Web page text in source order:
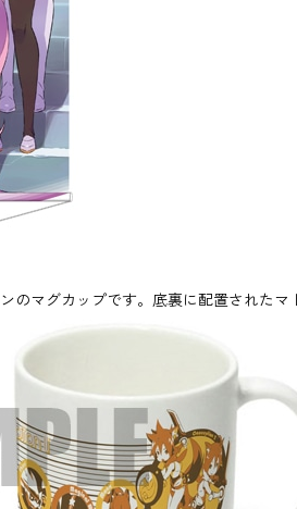
マグカップです。底裏に配置されたマ